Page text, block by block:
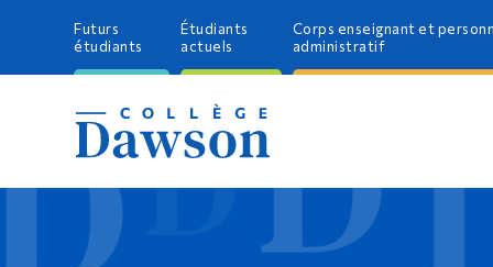
Futurs
étudiants
Étudiants
actuels
Corps enseignant et
administratif